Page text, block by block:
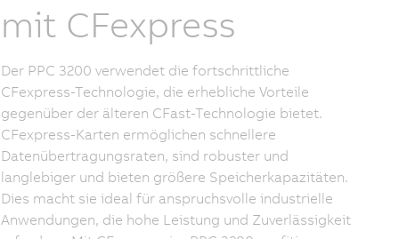
mit CFexpress
Der PPC 3200 verwendet die fortschrittliche
CFexpress-Technologie, die erhebliche Vorteile
gegenüber der älteren CFast-Technologie bietet.
CFexpress-Karten ermöglichen schnellere
Datenübertragungsraten, sind robuster und
langlebiger und bieten größere Speicherkapazitäten.
Dies macht sie ideal für anspruchsvolle industrielle
Anwendungen, die hohe Leistung und Zuverlässigkeit